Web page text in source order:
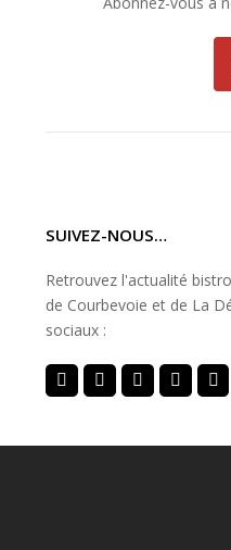
SUIVEZ-NOUS…
Retrouvez l'actualité
de Courbevoie et de La
sociaux :
TwitterFacebook
Instagram
Yelp